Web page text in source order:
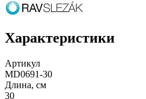
Характеристики
Артикул
MD0691-30
Длина, см
30